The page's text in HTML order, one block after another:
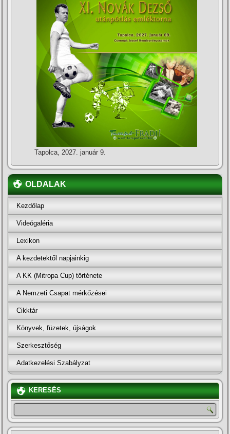
Tapolca, 2027. január 9.
OLDALAK
Kezdőlap
Videógaléria
Lexikon
A kezdetektől napjainkig
A KK (Mitropa Cup) története
A Nemzeti Csapat mérkőzései
Cikktár
Könyvek, füzetek, újságok
Szerkesztőség
Adatkezelési Szabályzat
KERESÉS